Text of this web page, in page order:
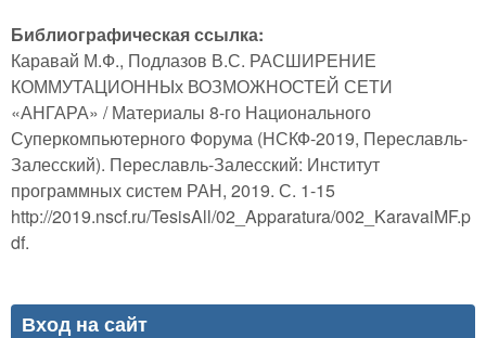
Библиографическая ссылка:
Каравай М.Ф., Подлазов В.С. РАСШИРЕНИЕ
КОММУТАЦИОННЫх ВОЗМОЖНОСТЕЙ СЕТИ
«АНГАРА» / Материалы 8-го Национального
Суперкомпьютерного Форума (НСКФ-2019, Переславль-
Залесский). Переславль-Залесский: Институт
программных систем РАН, 2019. С. 1-15
http://2019.nscf.ru/TesisAll/02_Apparatura/002_KaravaiMF.p
df.
Вход на сайт